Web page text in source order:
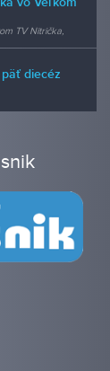
TV Nitrička,
diecéz